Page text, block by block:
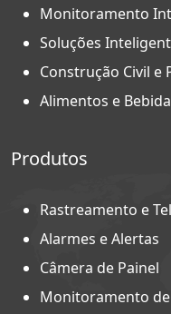
Monitoramento
Soluções
Construção Civil e
Alimentos e
Produtos
Rastreamento e
Alarmes e Alertas
Câmera de Painel
Monitoramento